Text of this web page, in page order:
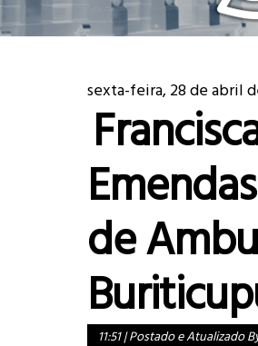
sexta-feira, 28 de abril
de
11:51|Postado e Atualizado